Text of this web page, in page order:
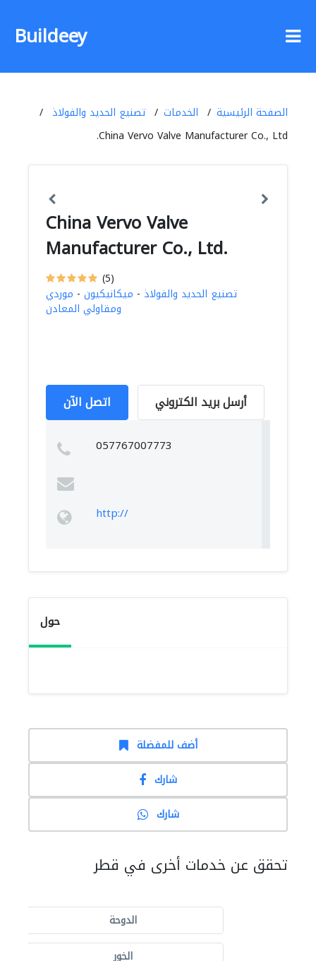
Buildeey
الصفحة الرئيسية الخدمات
تصنيع الحديد والفولاذ
China Vervo Valve Manufacturer Co., Ltd.
China Vervo Valve
Manufacturer Co., Ltd.
(5)
تصنيع الحديد والفولاذ - ميكانيكيون - موردي
ومقاولي المعادن
اتصل الآن أرسل بريد الكتروني
057767007773
http://
حول
أضف للمفضلة
شارك
شارك
تحقق عن خدمات أخرى في قطر
الدوحة
الخور